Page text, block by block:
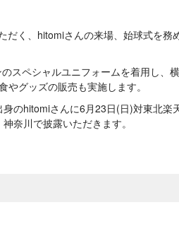
く、hitomiさんの来場、始球式を務
スペシャルユニフォームを着用し、
グッズの販売も実施します。
のhitomiさんに6月23日(日)対東北楽
奈川で披露いただきます。